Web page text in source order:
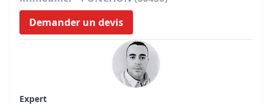
Demander un devis
Expert